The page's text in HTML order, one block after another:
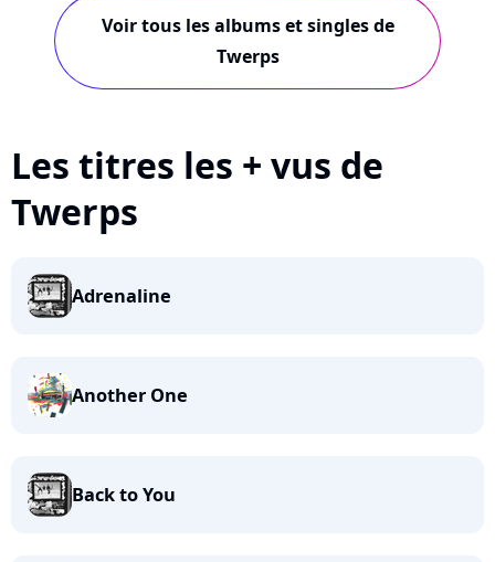
Voir tous les albums et singles de
Twerps
Les titres les + vus de
Twerps
Adrenaline
Another One
Back to You